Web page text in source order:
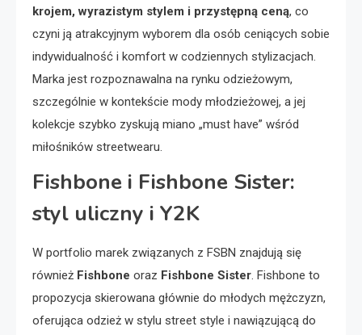
krojem, wyrazistym stylem i przystępną ceną, co
czyni ją atrakcyjnym wyborem dla osób ceniących sobie
indywidualność i komfort w codziennych stylizacjach.
Marka jest rozpoznawalna na rynku odzieżowym,
szczególnie w kontekście mody młodzieżowej, a jej
kolekcje szybko zyskują miano „must have” wśród
miłośników streetwearu.
Fishbone i Fishbone Sister:
styl uliczny i Y2K
W portfolio marek związanych z FSBN znajdują się
również Fishbone oraz Fishbone Sister. Fishbone to
propozycja skierowana głównie do młodych mężczyzn,
oferująca odzież w stylu street style i nawiązującą do